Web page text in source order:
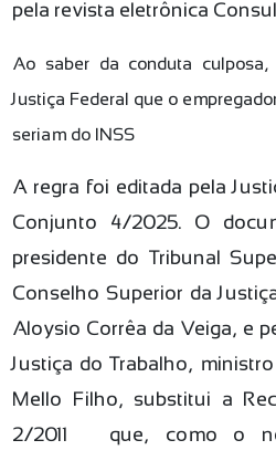
pela revista eletrônica
Ao saber da conduta
Justiça Federal que o
seriam do INSS
A regra foi editada pela
Conjunto 4/2025. O
presidente do Tribunal
Conselho Superior da
Aloysio Corrêa da Veiga, e
Justiça do Trabalho,
Mello Filho, substitui a
2/2011 — que, como o